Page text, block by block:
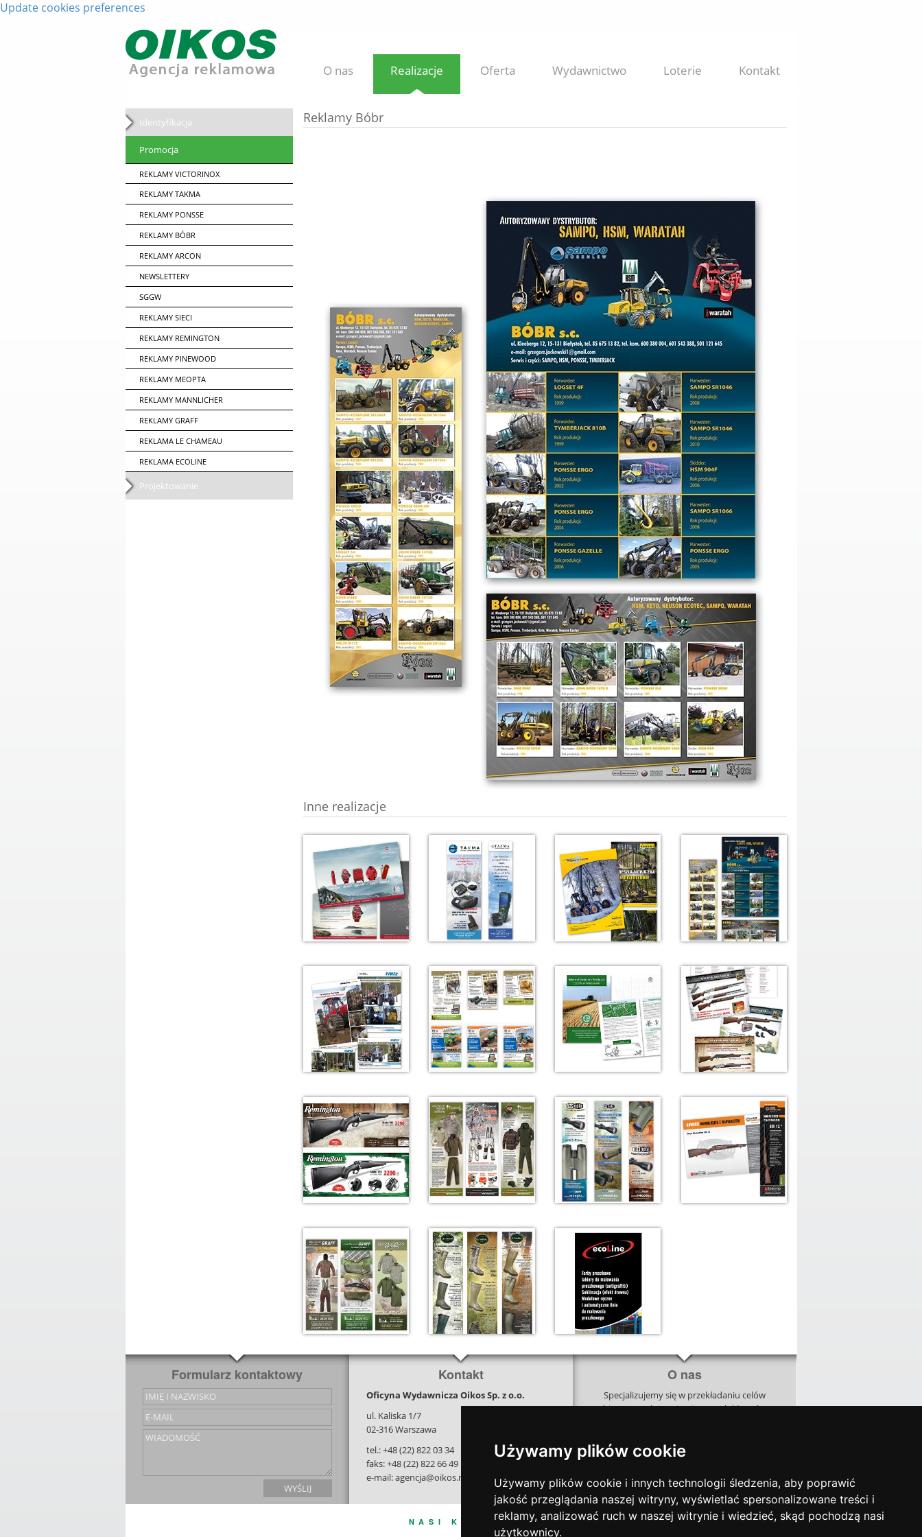
Używamy plików cookie
Używamy plików cookie i innych technologii śledzenia, aby poprawić
jakość przeglądania naszej witryny, wyświetlać spersonalizowane treści i
reklamy, analizować ruch w naszej witrynie i wiedzieć, skąd pochodzą nasi
użytkownicy.
Update cookies preferences
O nas Realizacje Oferta Wydawnictwo Loterie Kontakt
Identyfikacja
Promocja
REKLAMY VICTORINOX
REKLAMY TAKMA
REKLAMY PONSSE
REKLAMY BÓBR
REKLAMY ARCON
NEWSLETTERY
SGGW
REKLAMY SIECI
REKLAMY REMINGTON
REKLAMY PINEWOOD
REKLAMY MEOPTA
REKLAMY MANNLICHER
REKLAMY GRAFF
REKLAMA LE CHAMEAU
REKLAMA ECOLINE
Projektowanie
Reklamy Bóbr
Inne realizacje
Formularz kontaktowy Kontakt
Oficyna Wydawnicza Oikos Sp. z o.o.
ul. Kaliska 1/7
02-316 Warszawa
tel.: +48 (22) 822 03 34
faks: +48 (22) 822 66 49
e-mail: agencja@oikos.net.pl
O nas
Specjalizujemy się w przekładaniu celów
biznesowych i aspiracji naszych klientów
z naszymi klientami projekty zapadające
NASI KLIENCI